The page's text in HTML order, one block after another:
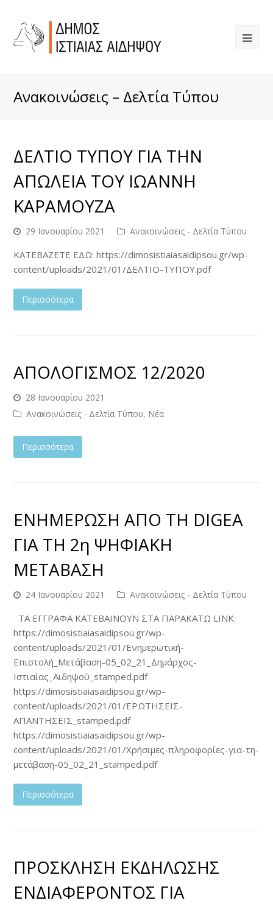
Ανακοινώσεις – Δελτία Τύπου
ΔΕΛΤΙΟ ΤΥΠΟΥ ΓΙΑ ΤΗΝ
ΑΠΩΛΕΙΑ ΤΟΥ ΙΩΑΝΝΗ
ΚΑΡΑΜΟΥΖΑ
29 Ιανουαρίου 2021 Ανακοινώσεις - Δελτία Τύπου
ΚΑΤΕΒΑΖΕΤΕ ΕΔΩ: https://dimosistiaiasaidipsou.gr/wp-
content/uploads/2021/01/ΔΕΛΤΙΟ-ΤΥΠΟΥ.pdf
Περισσότερα
ΑΠΟΛΟΓΙΣΜΟΣ 12/2020
28 Ιανουαρίου 2021
Ανακοινώσεις - Δελτία Τύπου, Νέα
Περισσότερα
ΕΝΗΜΕΡΩΣΗ ΑΠΟ ΤΗ DIGEA
ΓΙΑ ΤΗ 2η ΨΗΦΙΑΚΗ
ΜΕΤΑΒΑΣΗ
24 Ιανουαρίου 2021 Ανακοινώσεις - Δελτία Τύπου
ΤΑ ΕΓΓΡΑΦΑ ΚΑΤΕΒΑΙΝΟΥΝ ΣΤΑ ΠΑΡΑΚΑΤΩ LINK:
https://dimosistiaiasaidipsou.gr/wp-
content/uploads/2021/01/Ενημερωτική-
Επιστολή_Μετάβαση-05_02_21_Δημάρχος-
Ιστιαίας_Αιδηψού_stamped.pdf
https://dimosistiaiasaidipsou.gr/wp-
content/uploads/2021/01/ΕΡΩΤΗΣΕΙΣ-
ΑΠΑΝΤΗΣΕΙΣ_stamped.pdf
https://dimosistiaiasaidipsou.gr/wp-
content/uploads/2021/01/Χρήσιμες-πληροφορίες-για-τη-
μετάβαση-05_02_21_stamped.pdf
Περισσότερα
ΠΡΟΣΚΛΗΣΗ ΕΚΔΗΛΩΣΗΣ
ΕΝΔΙΑΦΕΡΟΝΤΟΣ ΓΙΑ